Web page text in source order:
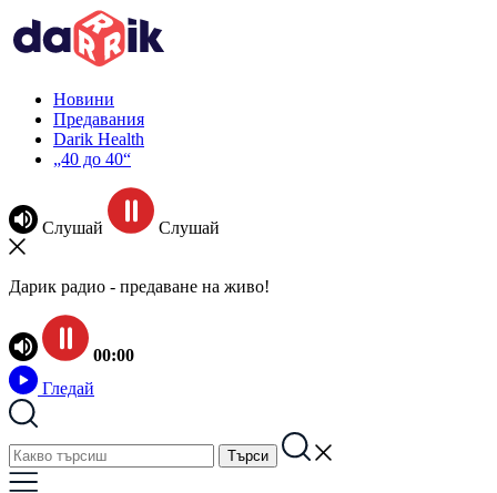
Новини
Предавания
Darik Health
„40 до 40“
Слушай Слушай
Дарик радио - предаване на живо!
00:00
Гледай